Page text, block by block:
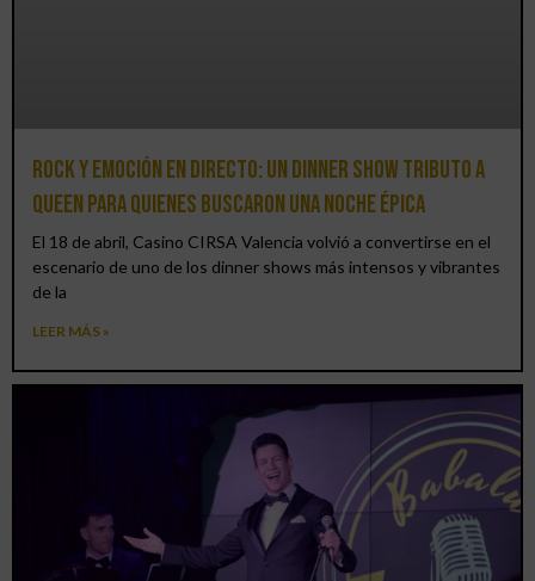
Rock y emoción en directo: un Dinner Show Tributo a
Queen para quienes buscaron una noche épica
El 18 de abril, Casino CIRSA Valencia volvió a convertirse en el
escenario de uno de los dinner shows más intensos y vibrantes
de la
LEER MÁS »